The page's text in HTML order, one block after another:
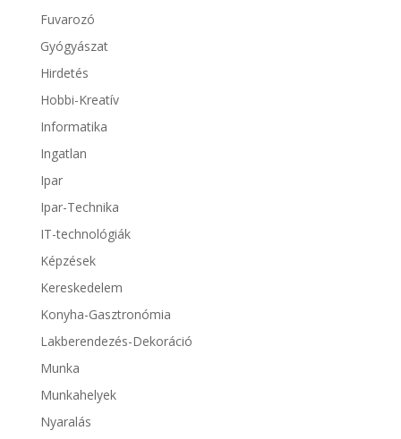
Fuvarozó
Gyógyászat
Hirdetés
Hobbi-Kreatív
Informatika
Ingatlan
Ipar
Ipar-Technika
IT-technológiák
Képzések
Kereskedelem
Konyha-Gasztronómia
Lakberendezés-Dekoráció
Munka
Munkahelyek
Nyaralás